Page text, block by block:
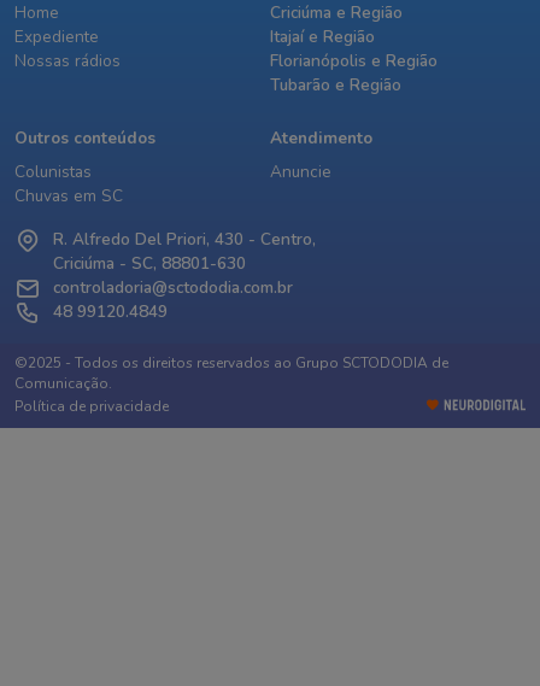
Home
Expediente
Nossas rádios
Criciúma e Região
Itajaí e Região
Florianópolis e Região
Tubarão e Região
Outros conteúdos
Colunistas
Chuvas em SC
Atendimento
Anuncie
R. Alfredo Del Priori, 430 - Centro,
Criciúma - SC, 88801-630
controladoria@sctododia.com.br
48 99120.4849
©2025 - Todos os direitos reservados ao Grupo SCTODODIA de
Comunicação.
Política de privacidade